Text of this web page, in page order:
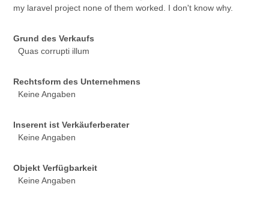
my laravel project none of them worked. I don't know why.
Grund des Verkaufs
Quas corrupti illum
Rechtsform des Unternehmens
Keine Angaben
Inserent ist Verkäuferberater
Keine Angaben
Objekt Verfügbarkeit
Keine Angaben